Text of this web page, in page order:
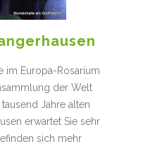
im Europa-Rosarium
der Welt
Jahre alten
erwartet Sie sehr
sich mehr